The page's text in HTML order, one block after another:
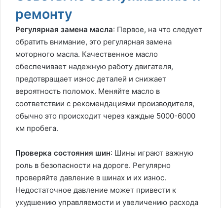
ремонту
Регулярная замена масла: Первое, на что следует
обратить внимание, это регулярная замена
моторного масла. Качественное масло
обеспечивает надежную работу двигателя,
предотвращает износ деталей и снижает
вероятность поломок. Меняйте масло в
соответствии с рекомендациями производителя,
обычно это происходит через каждые 5000-6000
км пробега.
Проверка состояния шин: Шины играют важную
роль в безопасности на дороге. Регулярно
проверяйте давление в шинах и их износ.
Недостаточное давление может привести к
ухудшению управляемости и увеличению расхода